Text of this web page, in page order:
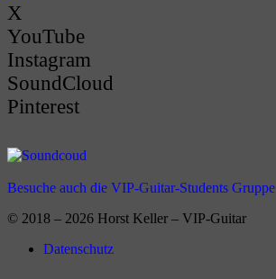
X
YouTube
Instagram
SoundCloud
Pinterest
Besuche auch die VIP-Guitar-Students Gruppe
© 2018 – 2026 Horst Keller – VIP-Guitar
Datenschutz